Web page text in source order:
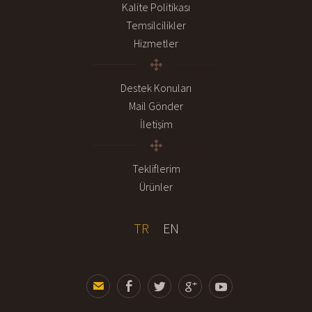
Kalite Politikası
Temsilcilikler
Hizmetler
Destek Konuları
Mail Gönder
İletişim
Tekliflerim
Ürünler
TR EN